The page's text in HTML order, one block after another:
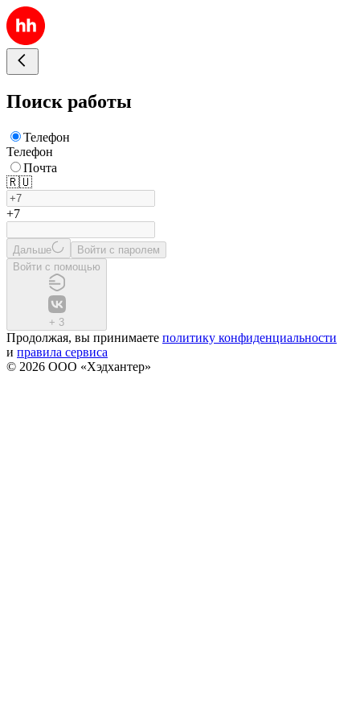
Поиск работы
Телефон
Телефон
Почта
🇷🇺
+7
Дальше
Войти с паролем
Войти с помощью
+ 3
Продолжая, вы принимаете политику конфиденциальности
и правила сервиса
© 2026 ООО «Хэдхантер»